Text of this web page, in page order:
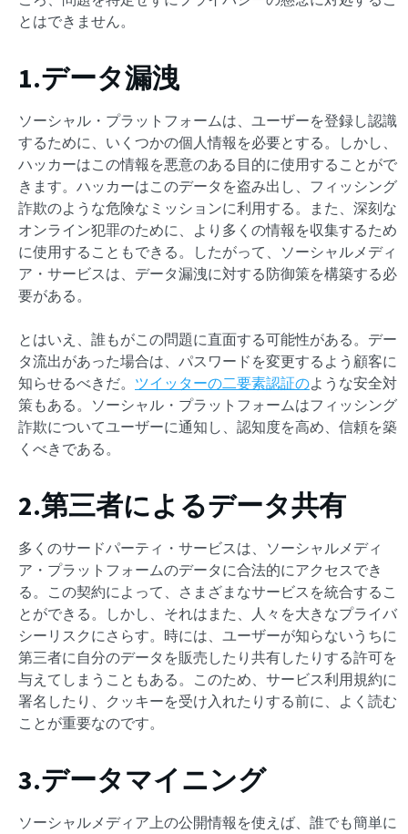
とはできません。
1.データ漏洩
ソーシャル・プラットフォームは、ユーザーを登録し認識
するために、いくつかの個人情報を必要とする。しかし、
ハッカーはこの情報を悪意のある目的に使用することがで
きます。ハッカーはこのデータを盗み出し、フィッシング
詐欺のような危険なミッションに利用する。また、深刻な
オンライン犯罪のために、より多くの情報を収集するため
に使用することもできる。したがって、ソーシャルメディ
ア・サービスは、データ漏洩に対する防御策を構築する必
要がある。
とはいえ、誰もがこの問題に直面する可能性がある。デー
タ流出があった場合は、パスワードを変更するよう顧客に
知らせるべきだ。 ツイッターの二要素認証のような安全対
策もある。ソーシャル・プラットフォームはフィッシング
詐欺についてユーザーに通知し、認知度を高め、信頼を築
くべきである。
2.第三者によるデータ共有
多くのサードパーティ・サービスは、ソーシャルメディ
ア・プラットフォームのデータに合法的にアクセスでき
る。この契約によって、さまざまなサービスを統合するこ
とができる。しかし、それはまた、人々を大きなプライバ
シーリスクにさらす。時には、ユーザーが知らないうちに
第三者に自分のデータを販売したり共有したりする許可を
与えてしまうこともある。このため、サービス利用規約に
署名したり、クッキーを受け入れたりする前に、よく読む
ことが重要なのです。
3.データマイニング
ソーシャルメディア上の公開情報を使えば、誰でも簡単に